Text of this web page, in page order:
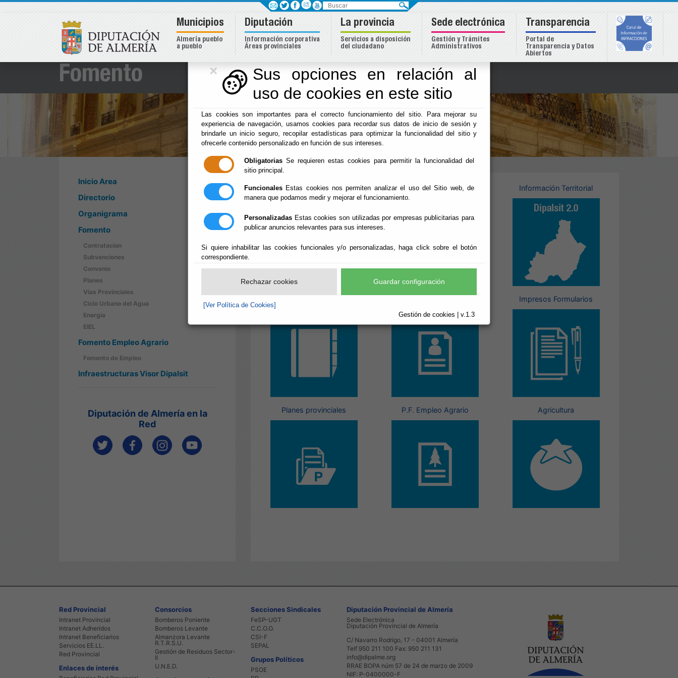
×
Sus opciones en relación al
uso de cookies en este sitio
Las cookies son importantes para el correcto funcionamiento del sitio. Para mejorar su
experiencia de navegación, usamos cookies para recordar sus datos de inicio de sesión y
brindarle un inicio seguro, recopilar estadísticas para optimizar la funcionalidad del sitio y
ofrecerle contenido personalizado en función de sus intereses.
Obligatorias Se requieren estas cookies para permitir la funcionalidad del
sitio principal.
Funcionales Estas cookies nos permiten analizar el uso del Sitio web, de
manera que podamos medir y mejorar el funcionamiento.
Personalizadas Estas cookies son utilizadas por empresas publicitarias para
publicar anuncios relevantes para sus intereses.
Si quiere inhabilitar las cookies funcionales y/o personalizadas, haga click sobre el botón
correspondiente.
Rechazar cookies Guardar configuración
[Ver Política de Cookies]
Gestión de cookies | v.1.3
Fomento
Inicio Area
Directorio
Organigrama
Fomento
Contratacion
Subvenciones
Convenio
Planes
Vias Provinciales
Ciclo Urbano del Agua
Energia
EIEL
Fomento Empleo Agrario
Fomento de Empleo
Infraestructuras Visor Dipalsit
Diputación de Almería en la
Red
Inicio
Incidencias en carreteras Proyecto EDUSI Información Territorial
Impresos Formularios
Planes provinciales P.F. Empleo Agrario Agricultura
Red Provincial
Intranet Provincial
Intranet Adheridos
Intranet Beneficiarios
Servicios EE.LL.
Red Provincial
Enlaces de interés
Consorcios
Bomberos Poniente
Bomberos Levante
Almanzora Levante
R.T.R.S.U.
Gestión de Residuos Sector-
II
U.N.E.D.
Secciones Sindicales
FeSP-UGT
C.C.O.O.
CSI-F
SEPAL
Grupos Políticos
PSOE
Diputación Provincial de Almería
Sede Electrónica
Diputación Provincial de Almería
C/ Navarro Rodrigo, 17 - 04001 Almería
Telf 950 211 100 Fax: 950 211 131
info@dipalme.org
RRAE BOPA núm 57 de 24 de marzo de 2009
NIF: P-0400000-F
Buscar
Municipios
Almería pueblo
a pueblo
Diputación
Información corporativa
Áreas provinciales
La provincia
Servicios a disposición
del ciudadano
Sede electrónica
Gestión y Trámites
Administrativos
Transparencia
Portal de
Transparencia y Datos
Abiertos